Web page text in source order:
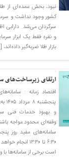
نبود، بخش عمده‌ای از
کشور وجود نداشت و
سرگردان می‌شد. دارابی
و نقره فقط یک ابزار
بازار طلا ضربه‌گیر داده‌اند،
ارتقای زیرساخت‌های
اقتصاد زمانه :
و بهبود خدمات فنی
وقفه‌ای محدود مواجه
۶:۳۰ تا ۱۳:۳۰
است برخی از سامانه‌ها با